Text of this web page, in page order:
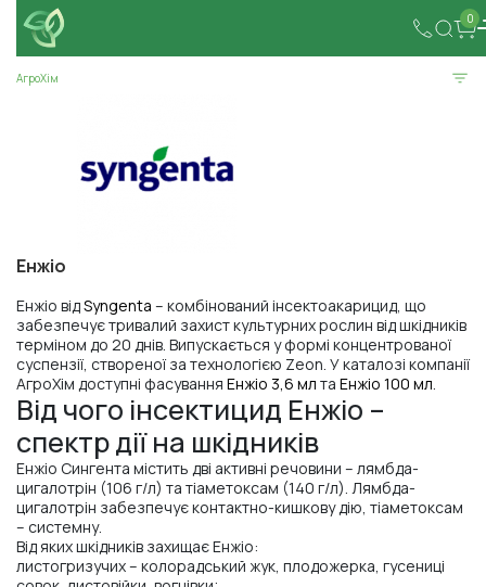
0
АгроХім
Енжіо
Енжіо відSyngenta – комбінований інсектоакарицид, що
забезпечує тривалий захист культурних рослин від шкідників
терміном до 20 днів. Випускається у формі концентрованої
суспензії, створеної за технологією Zeon. У каталозі компанії
АгроХім доступні фасування Енжіо 3,6 мл та Енжіо 100 мл.
Від чого інсектицид Енжіо –
спектр дії на шкідників
Енжіо Сингента містить дві активні речовини – лямбда-
цигалотрін (106 г/л) та тіаметоксам (140 г/л). Лямбда-
цигалотрін забезпечує контактно-кишкову дію, тіаметоксам
– системну.
Від яких шкідників захищає Енжіо:
листогризучих – колорадський жук, плодожерка, гусениці